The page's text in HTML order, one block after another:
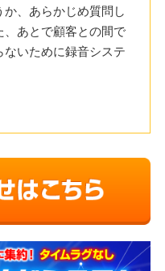
、あらかじめ質問し
あとで顧客との間で
ないために録音システ